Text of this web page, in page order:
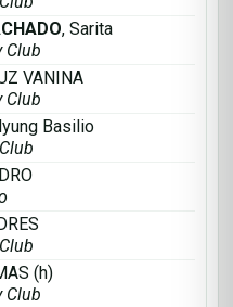
, Sarita
Club
VANINA
Club
Basilio
(h)
Club